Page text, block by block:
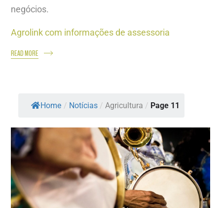
negócios.
Agrolink com informações de assessoria
READ MORE
Home / Notícias / Agricultura / Page 11